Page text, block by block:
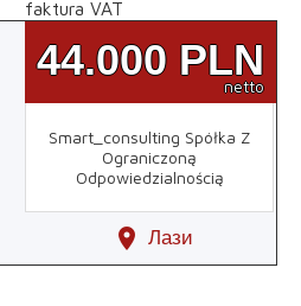
faktura VAT
44.000 PLN
netto
Smart_consulting Spółka Z
Ograniczoną
Odpowiedzialnością
location_on Лази